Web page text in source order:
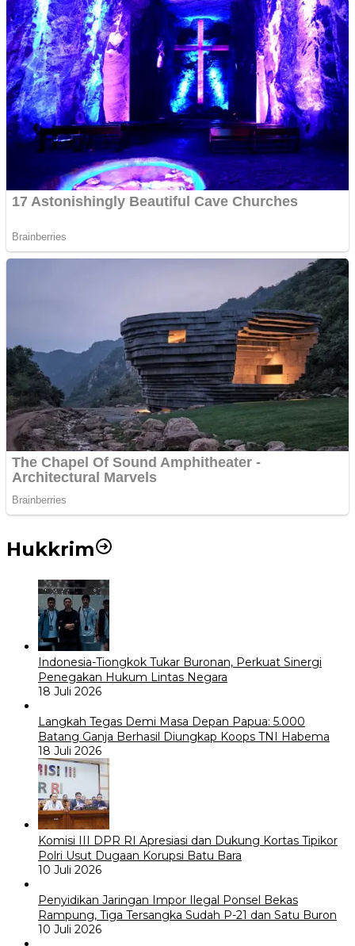
Hukkrim
Indonesia-Tiongkok Tukar Buronan, Perkuat Sinergi
Penegakan Hukum Lintas Negara
18 Juli 2026
Langkah Tegas Demi Masa Depan Papua: 5.000
Batang Ganja Berhasil Diungkap Koops TNI Habema
18 Juli 2026
Komisi III DPR RI Apresiasi dan Dukung Kortas Tipikor
Polri Usut Dugaan Korupsi Batu Bara
10 Juli 2026
Penyidikan Jaringan Impor Ilegal Ponsel Bekas
Rampung, Tiga Tersangka Sudah P-21 dan Satu Buron
10 Juli 2026